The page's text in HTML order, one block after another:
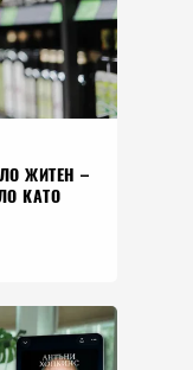
ЖИТЕН –
КАТО